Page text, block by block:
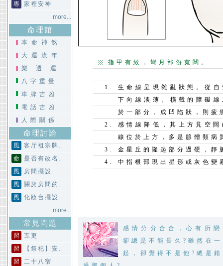
專
家裡安神
more...
命理館
本命神煞
大運流年
樂透運
八字重量
車牌吉凶
電話吉凶
人際關係
命理討論
風
客厅祖宗牌..
命
是否有改名..
風
房間擺設
風
關於房間的..
風
化妝台擺設..
more...
常見問題
習
五更
習
【祭祀】安..
習
二十八宿
指甲有紋，彎月部份寬闊。
生命線呈現雜亂狀態。從
下向線淡薄。橫截的障礙
於一部分，成凹陷狀，則疲
感情線降低，其上方見空
線位於上方，多是腺體類病
金星丘的隆起部分過硬，
中指根部現出星形或灰色變
感情分分合合，心有所戀
卻總是不能長久?雖然在一
起，卻覺得不是他?總是錯